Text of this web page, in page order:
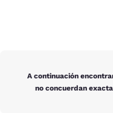
A continuación
no concuerdan